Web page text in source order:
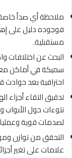
ملاحظة أي صدأ
فوجوده دليل على
مستقبلية.
البحث عن اختلافات
سميكة في أماكن
احترافية بعد حوادث
تدقيق التقاء أجزاء
نتوءات حول الأبواب
لصدمات قوية
التحقق من توازن
علامات على تغير